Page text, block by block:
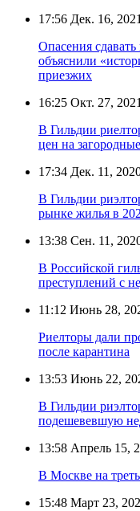
17:56 Дек. 16, 2021
Опасения
объяснили
приезжих
16:25 Окт. 27, 2021
В Гильдии
цен на
17:34 Дек. 11,
В Гильдии
рынке жилья в
13:38 Сен. 11,
В Российской
преступлений с
11:12 Июнь 28,
Риелторы дали
после карантина
13:53 Июнь 22,
В Гильдии
подешевевшую
13:58 Апрель 15,
В Москве на
15:48 Март 23,